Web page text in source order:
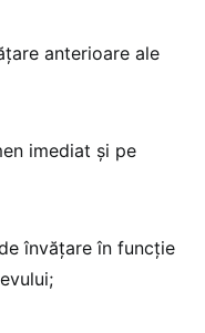
anterioare ale
imediat și pe
învățare în funcție